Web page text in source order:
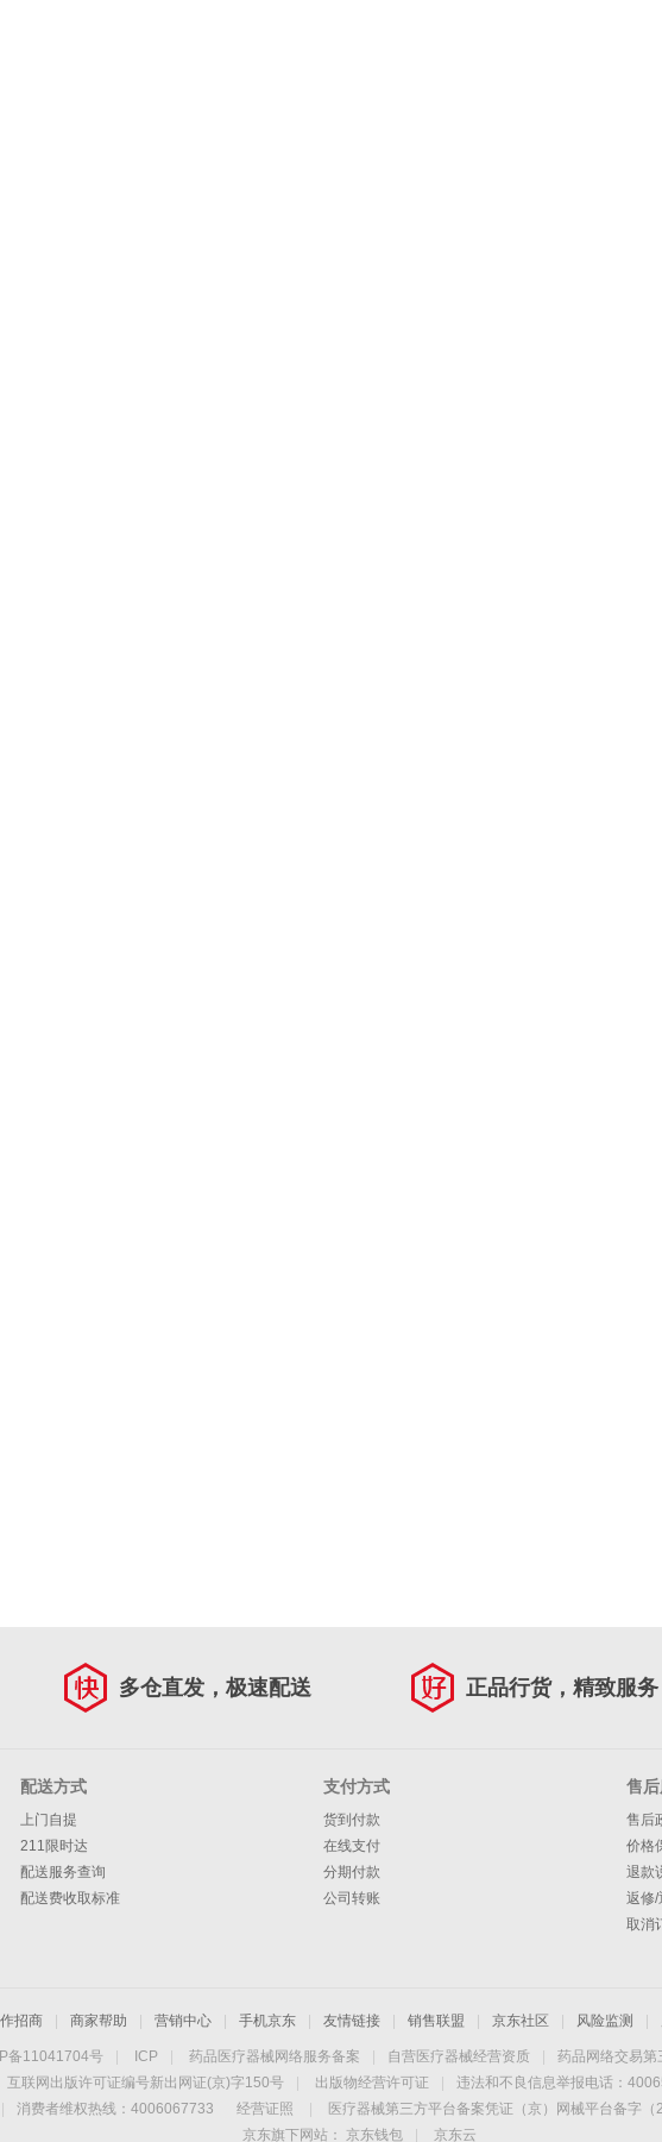
多仓直发，极速配送 正品行货，精致服务
配送方式
上门自提
211限时达
配送服务查询
配送费收取标准
支付方式
货到付款
在线支付
分期付款
公司转账
售
售后
价格
退款
返修/
取消
招商 商家帮助 营销中心 手机京东 友情链接 销售联盟 京东社区 风险监测
备11041704号 ICP 药品医疗器械网络服务备案 自营医疗器械经营资质 药品网络交易第
互联网出版许可证编号新出网证(京)字150号
出版物经营许可证
违法和不良信息举报电话：
消费者维权热线：4006067733 经营证照 医疗器械第三方平台备案凭证（京）网械平台备字
京东旗下网站：
京东钱包 京东云